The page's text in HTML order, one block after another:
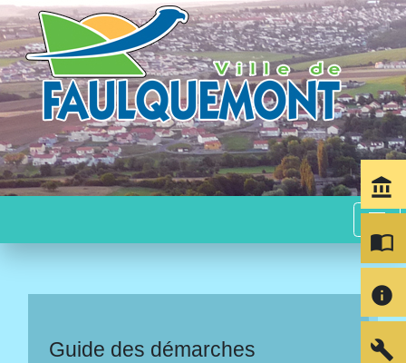
menu
Guide des démarches
account_balance
import_contacts
info
build